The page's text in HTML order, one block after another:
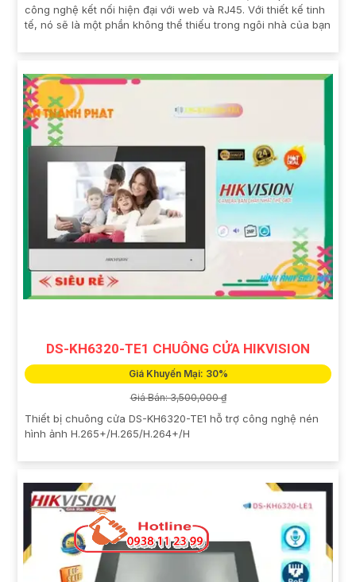
công nghệ kết nối hiện đại với web và RJ45. Với thiết kế tinh
tế, nó sẽ là một phần không thể thiếu trong ngôi nhà của bạn
DS-KH6320-TE1 CHUÔNG CỬA HIKVISION
Giá Khuyến Mại: 30%
Giá Bán: 3,500,000 ₫
Thiết bị chuông cửa DS-KH6320-TE1 hỗ trợ công nghệ nén
hình ảnh H.265+/H.265/H.264+/H